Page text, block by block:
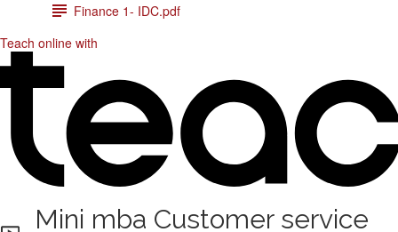
Finance 1- IDC.pdf
Teach online with
Mini mba Customer service